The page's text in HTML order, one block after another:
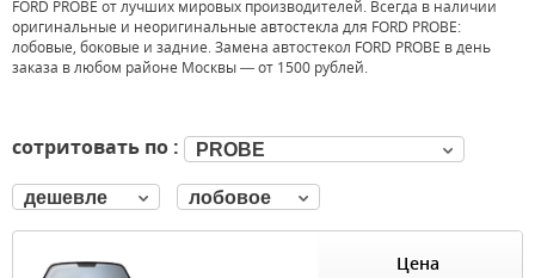
FORD PROBE от лучших мировых производителей. Всегда в наличии
оригинальные и неоригинальные автостекла для FORD PROBE:
лобовые, боковые и задние. Замена автостекол FORD PROBE в день
заказа в любом районе Москвы — от 1500 рублей.
сотритовать по : PROBE
дешевле лобовое
Цена